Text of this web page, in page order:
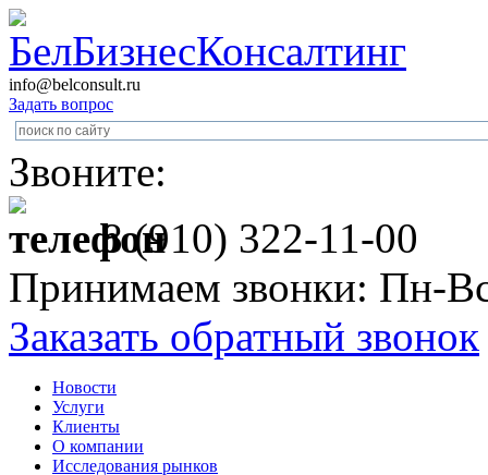
info@belconsult.ru
Задать вопрос
Звоните:
8 (910) 322-11-00
Принимаем звонки: Пн-
Заказать обратный звонок
Новости
Услуги
Клиенты
О компании
Исследования рынков